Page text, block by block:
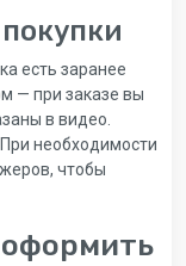
есть заранее
— при заказе вы
в видео.
необходимости
чтобы